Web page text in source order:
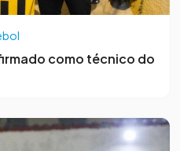
como técnico do